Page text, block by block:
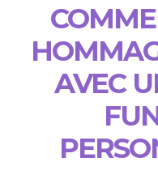
AVEC